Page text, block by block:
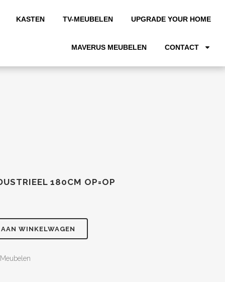
KASTEN TV-MEUBELEN UPGRADE YOUR HOME
MAVERUS MEUBELEN CONTACT
180CM OP=OP
WINKELWAGEN